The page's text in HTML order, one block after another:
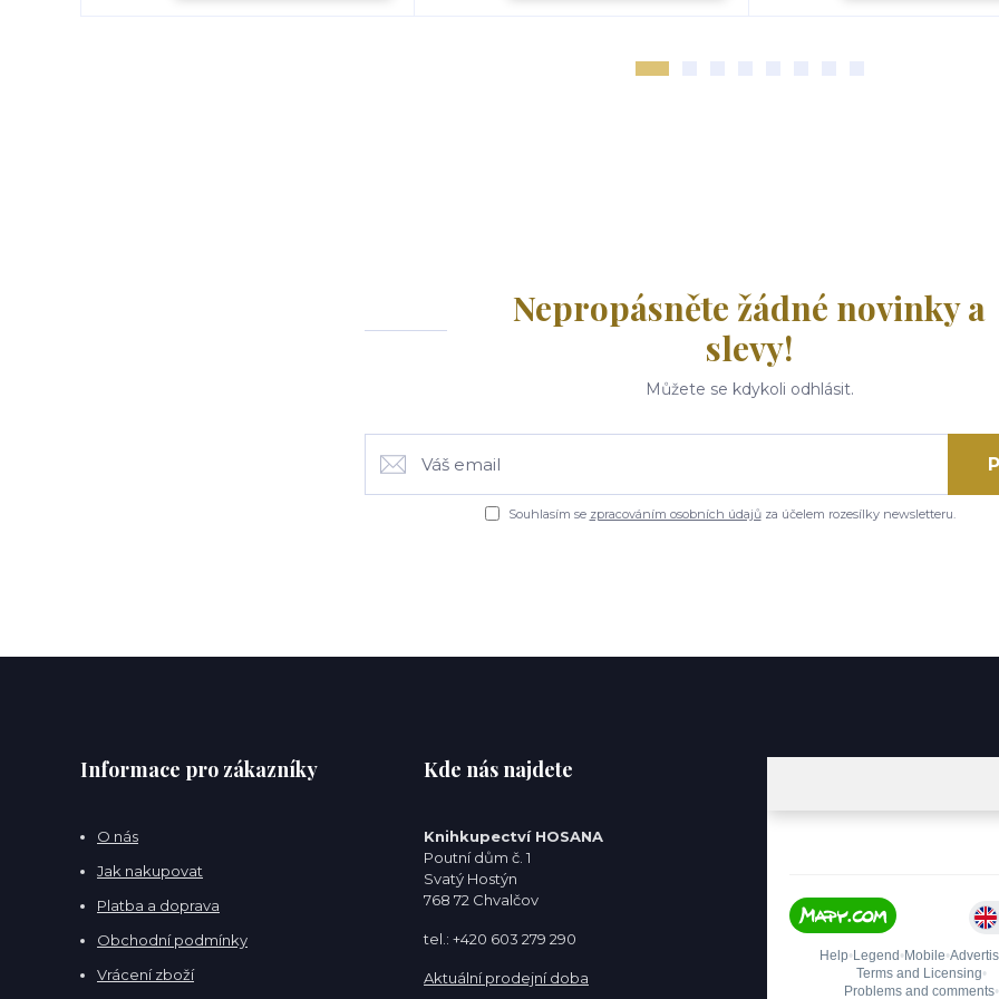
Nepropásněte žádné novinky a
slevy!
Můžete se kdykoli odhlásit.
Souhlasím se zpracováním osobních údajůza účelem rozesílky newsletteru.
Informace pro zákazníky
O nás
Jak nakupovat
Platba a doprava
Obchodní podmínky
Vrácení zboží
Kde nás najdete
Knihkupectví HOSANA
Poutní dům č. 1
Svatý Hostýn
768 72 Chvalčov
tel.: +420 603 279 290
Aktuální prodejní doba